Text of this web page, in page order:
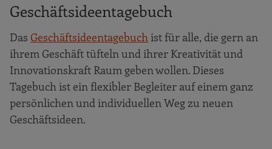
Geschäftsideentagebuch
Das Geschäftsideentagebuch ist für alle, die gern an
ihrem Geschäft tüfteln und ihrer Kreativität und
Innovationskraft Raum geben wollen. Dieses
Tagebuch ist ein flexibler Begleiter auf einem ganz
persönlichen und individuellen Weg zu neuen
Geschäftsideen.